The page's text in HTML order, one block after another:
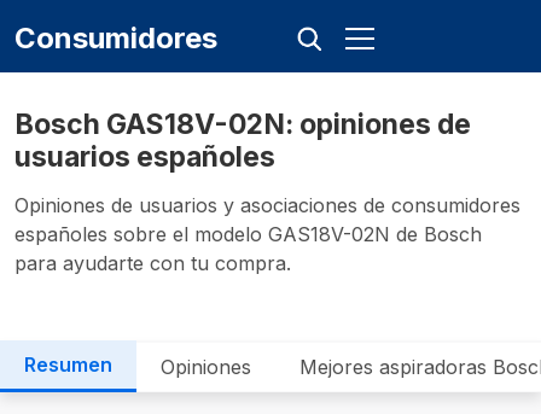
Consumidores
Bosch GAS18V-02N: opiniones de
usuarios españoles
Opiniones de usuarios y asociaciones de consumidores
españoles sobre el modelo GAS18V-02N de Bosch
para ayudarte con tu compra.
Resumen Opiniones Mejores aspiradoras